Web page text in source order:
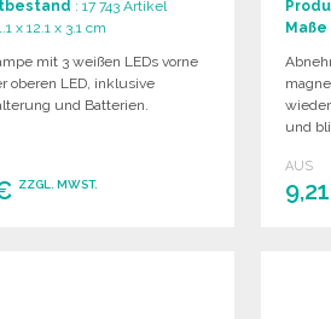
: 17 743 Artikel
x 12.1 x 3.1 cm
mit 3 weißen LEDs vorne
oberen LED, inklusive
und Batterien.
ZZGL. MWST.
Maße
und
AUS